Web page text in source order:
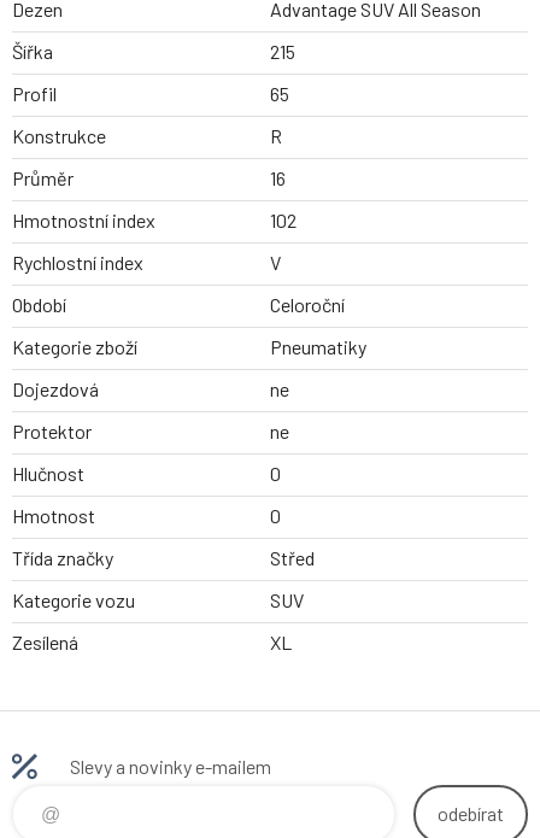
Dezen
Advantage SUV All Season
Šířka
215
Profil
65
Konstrukce
R
Průměr
16
Hmotnostní index
102
Rychlostní index
V
Období
Celoroční
Kategorie zboží
Pneumatiky
Dojezdová
ne
Protektor
ne
Hlučnost
0
Hmotnost
0
Třída značky
Střed
Kategorie vozu
SUV
Zesílená
XL
Slevy a novinky e-mailem
odebírat